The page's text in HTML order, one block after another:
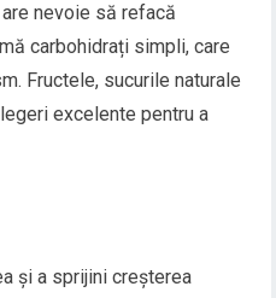
nevoie să refacă
carbohidrați simpli, care
Fructele, sucurile naturale
excelente pentru a
și a sprijini creșterea